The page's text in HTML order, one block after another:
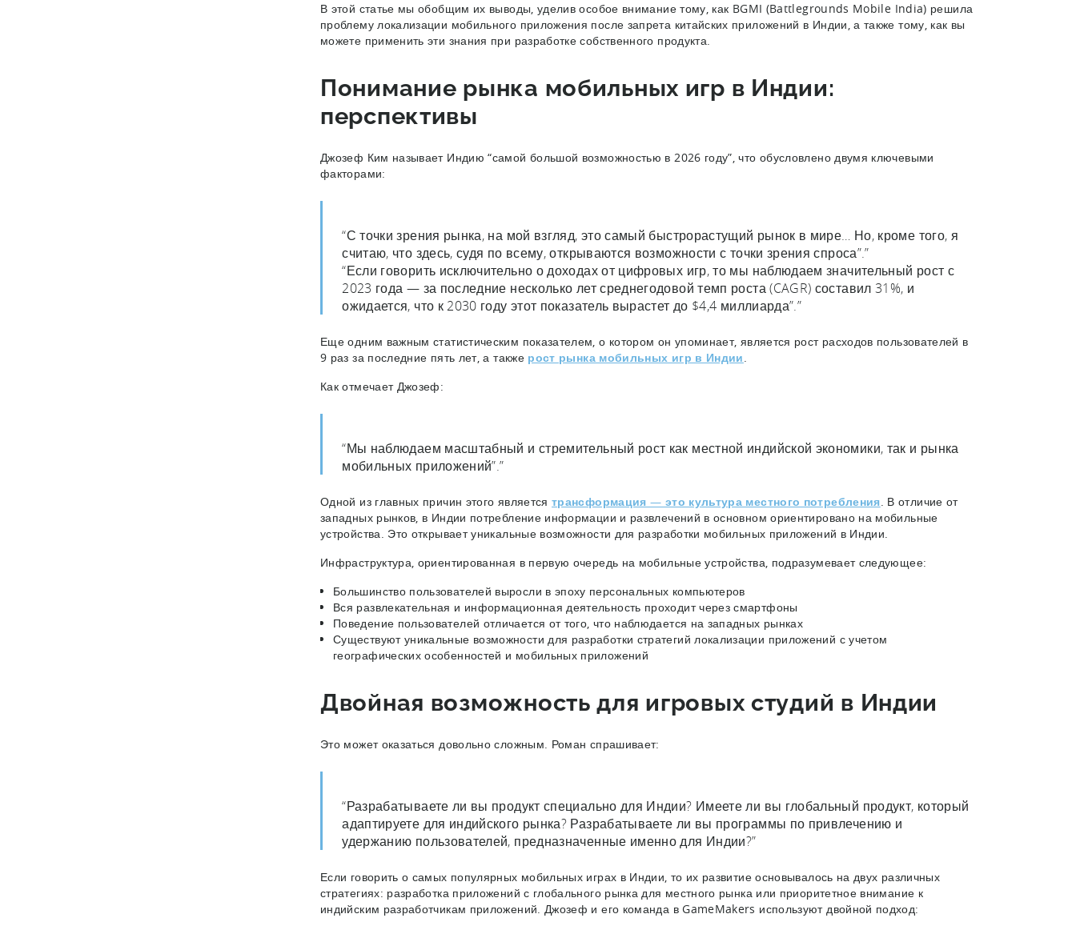
В этой статье мы обобщим их выводы, уделив особое внимание тому, как BGMI (Battlegrounds Mobile India) решила
проблему локализации мобильного приложения после запрета китайских приложений в Индии, а также тому, как вы
можете применить эти знания при разработке собственного продукта.
Понимание рынка мобильных игр в Индии:
перспективы
Джозеф Ким называет Индию “самой большой возможностью в 2026 году”, что обусловлено двумя ключевыми
факторами:
“С точки зрения рынка, на мой взгляд, это самый быстрорастущий рынок в мире… Но, кроме того, я
считаю, что здесь, судя по всему, открываются возможности с точки зрения спроса”.”
“Если говорить исключительно о доходах от цифровых игр, то мы наблюдаем значительный рост с
2023 года — за последние несколько лет среднегодовой темп роста (CAGR) составил 31%, и
ожидается, что к 2030 году этот показатель вырастет до $4,4 миллиарда”.”
Еще одним важным статистическим показателем, о котором он упоминает, является рост расходов пользователей в
9 раз за последние пять лет, а также рост рынка мобильных игр в Индии.
Как отмечает Джозеф:
“Мы наблюдаем масштабный и стремительный рост как местной индийской экономики, так и рынка
мобильных приложений”.”
Одной из главных причин этого являетсятрансформация — это культура местного потребления. В отличие от
западных рынков, в Индии потребление информации и развлечений в основном ориентировано на мобильные
устройства. Это открывает уникальные возможности для разработки мобильных приложений в Индии.
Инфраструктура, ориентированная в первую очередь на мобильные устройства, подразумевает следующее:
Большинство пользователей выросли в эпоху персональных компьютеров
Вся развлекательная и информационная деятельность проходит через смартфоны
Поведение пользователей отличается от того, что наблюдается на западных рынках
Существуют уникальные возможности для разработки стратегий локализации приложений с учетом
географических особенностей и мобильных приложений
Двойная возможность для игровых студий в Индии
Это может оказаться довольно сложным. Роман спрашивает:
“Разрабатываете ли вы продукт специально для Индии? Имеете ли вы глобальный продукт, который
адаптируете для индийского рынка? Разрабатываете ли вы программы по привлечению и
удержанию пользователей, предназначенные именно для Индии?”
Если говорить о самых популярных мобильных играх в Индии, то их развитие основывалось на двух различных
стратегиях: разработка приложений с глобального рынка для местного рынка или приоритетное внимание к
индийским разработчикам приложений. Джозеф и его команда в GameMakers используют двойной подход: